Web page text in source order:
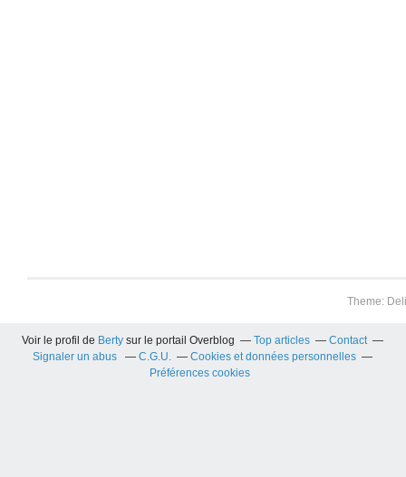
Theme:
Voir le profil de Berty sur le portail Overblog Top articles
Contact
Signaler un abus
C.G.U.
Cookies et données personnelles
Préférences cookies